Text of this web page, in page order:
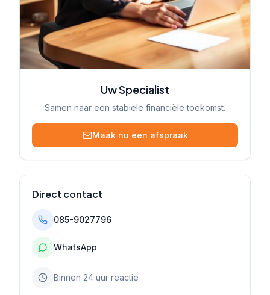
Uw Specialist
Samen naar een stabiele financiële toekomst.
Maak nu een afspraak
Direct contact
085-9027796
WhatsApp
Binnen 24 uur reactie